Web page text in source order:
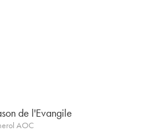
de l'Evangile
AOC